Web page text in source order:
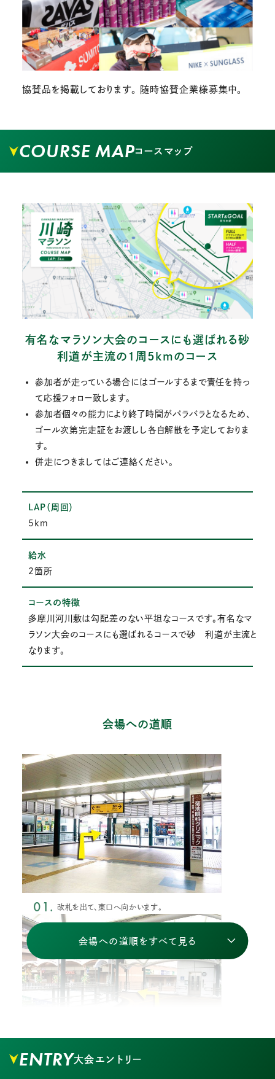
協賛品を掲載しております。 随時協賛企業様募集中。
COURSE MAPコースマップ
有名なマラソン大会のコースにも選ばれる砂
利道が主流の1周5kmのコース
参加者が走っている場合にはゴールするまで責任を持っ
て応援フォロー致します。
参加者個々の能力により終了時間がバラバラとなるため、
ゴール次第完走証をお渡しし各自解散を予定しておりま
す。
併走につきましてはご連絡ください。
LAP（周回）
5km
給水
2箇所
コースの特徴
多摩川河川敷は勾配差のない平坦なコースです。有名なマ
ラソン大会のコースにも選ばれるコースで砂 利道が主流と
なります。
会場への道順
01. 改札を出て、東口へ向かいます。
02. 歩道橋を矢印の方向に進みます。
会場への道順をすべて見る
ENTRY大会エントリー